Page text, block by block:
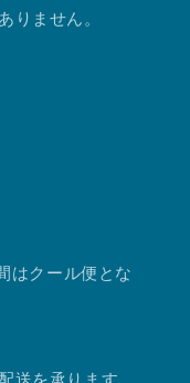
りません。
はクール便とな